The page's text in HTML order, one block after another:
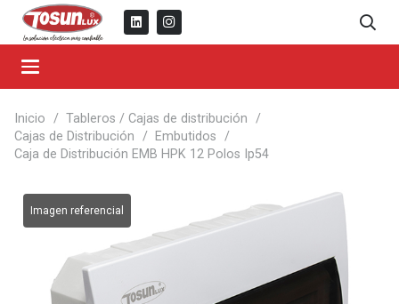
Inicio / Tableros / Cajas de distribución /
Cajas de Distribución / Embutidos /
Caja de Distribución EMB HPK 12 Polos Ip54